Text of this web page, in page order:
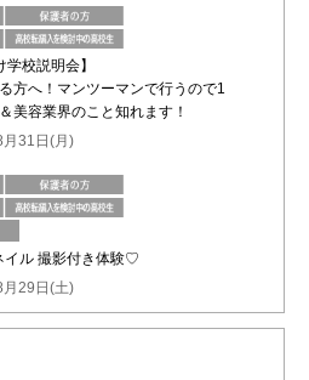
学校説明会】
方へ！マンツーマンで行うので1
美容業界のこと知れます！
31日(月)
イル 撮影付き体験♡
29日(土)